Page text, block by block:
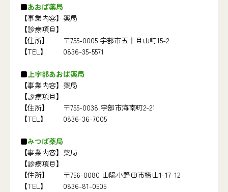
あおば薬局
【事業内容】 薬局
【診療項目】
【住所】
〒755-0005 宇部市五十目山町15-2
【TEL】
0836-35-5571
上宇部あおば薬局
【事業内容】 薬局
【診療項目】
【住所】
〒755-0038 宇部市海南町2-21
【TEL】
0836-36-7005
みつば薬局
【事業内容】 薬局
【診療項目】
【住所】
〒756-0080 山陽小野田市楴山1-17-12
【TEL】
0836-81-0505